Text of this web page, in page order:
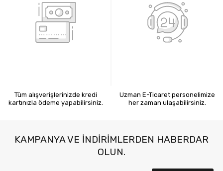
Tüm alışverişlerinizde kredi
kartınızla ödeme yapabilirsiniz.
Uzman E-Ticaret personelimize
her zaman ulaşabilirsiniz.
KAMPANYA VE INDIRIMLERDEN HABERDAR
OLUN.